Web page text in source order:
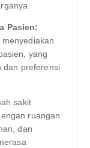
Pasien:
yang
dan preferensi
sakit
ruangan
dan